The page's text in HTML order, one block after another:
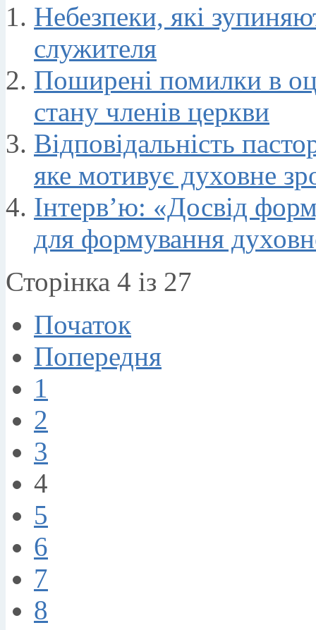
Небезпеки, які
служителя
Поширені помилки в
стану членів церкви
Відповідальність
яке мотивує духовне
Інтерв’ю: «Досвід
для формування
Сторінка 4 із 27
Початок
Попередня
1
2
3
4
5
6
7
8